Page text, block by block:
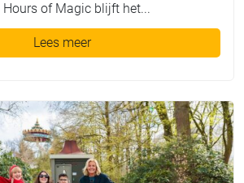
Hours of Magic blijft het...
Lees meer